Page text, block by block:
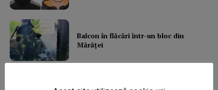
Magazine PRO
Balcon în flăcări într-un bloc din
Mărăţei